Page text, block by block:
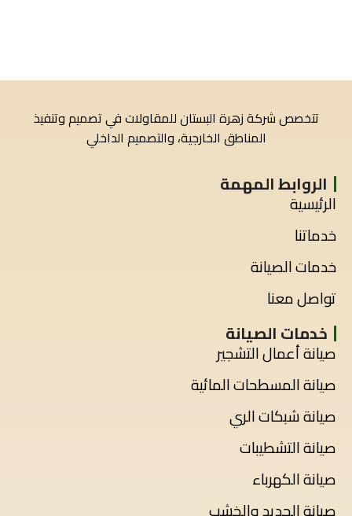
تتخصص شركة زهرة البستان للمقاولات في تصميم وتنفيذ
المناطق الخارجية، والتصميم الداخلي
الروابط المهمة
الرئيسية
خدماتنا
خدمات الصيانة
تواصل معنا
خدمات الصيانة
صيانة أعمال التشجير
صيانة المسطحات المائية
صيانة شبكات الري
صيانة التشطيبات
صيانة الكهرباء